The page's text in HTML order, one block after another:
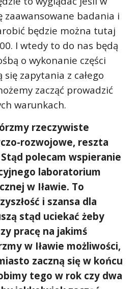
zaawansowane badania i
będzie można tutaj
I wtedy to do nas będą
o wykonanie części
zapytania z całego
zacząć prowadzić
warunkach.
rzeczywiste
rozwojowe, reszta
polecam wspieranie
laboratorium
w Iławie. To
i szansa dla
stąd uciekać żeby
pracę na jakimś
w Iławie możliwości,
zaczną się w końcu
tego w rok czy dwa